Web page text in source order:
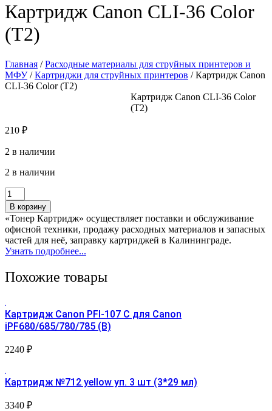
Картридж Canon CLI-36 Color
(T2)
Главная /Расходные материалы для струйных принтеров и
МФУ/Картриджи для струйных принтеров / Картридж Canon
CLI-36 Color (T2)
Картридж Canon CLI-36 Color
(T2)
210 ₽
2 в наличии
2 в наличии
Количество
товара
Картридж
Canon
CLI-
36
Color
В корзину
«Тонер Картридж» осуществляет поставки и обслуживание
офисной техники, продажу расходных материалов и запасных
частей для неё, заправку картриджей в Калининграде.
Узнать подробнее...
Похожие товары
Картридж Canon PFI-107 С для Canon
iPF680/685/780/785 (B)
2240 ₽
Картридж №712 yellow уп. 3 шт (3*29 мл)
3340 ₽